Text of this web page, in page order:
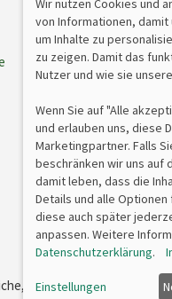
Sonnenstr. 6
85764
Tel 089/315
Fax 089/315
schriftliche Erlaubnis
Wir nutzen Cookies und
von Informationen,
um Inhalte zu
zu zeigen. Damit das
Nutzer und wie sie
Wenn Sie auf "Alle
und erlauben uns, diese
Marketingpartner. Falls
beschränken wir uns auf
damit leben, dass die
Details und alle Optionen
diese auch später
anpassen. Weitere
Datenschutzerklärung.
Einstellungen